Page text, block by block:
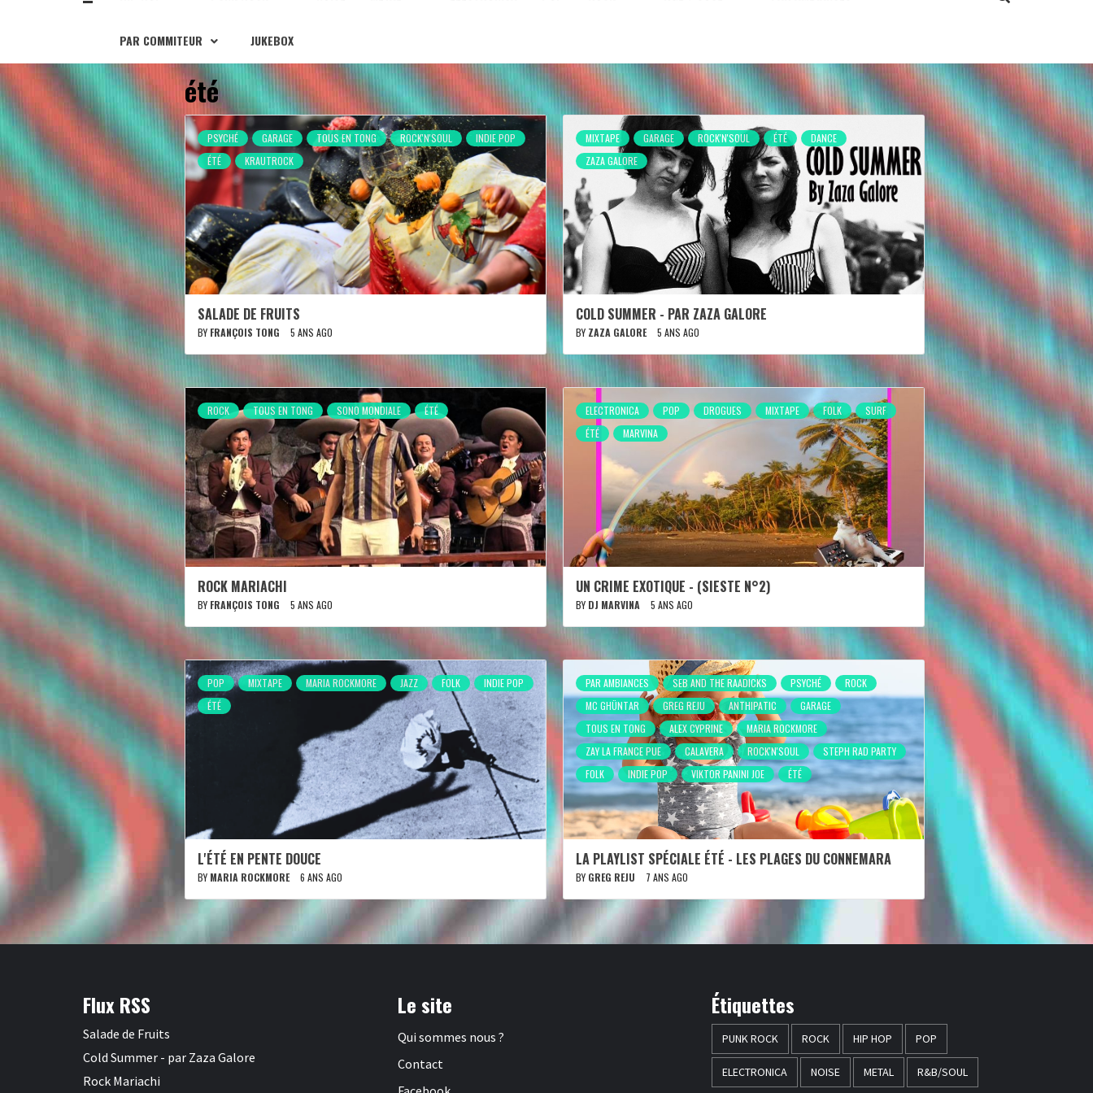
PAR COMMITEUR JUKEBOX
été
PSYCHÉ GARAGE TOUS EN TONG ROCK'N'SOUL
INDIE POP
ÉTÉ
KRAUTROCK
SALADE DE FRUITS
BY FRANÇOIS TONG 5 ANS AGO
MIXTAPE GARAGE ROCK'N'SOUL ÉTÉ
DANCE
ZAZA GALORE
COLD SUMMER - PAR ZAZA GALORE
BY ZAZA GALORE 5 ANS AGO
ROCK TOUS EN TONG SONO MONDIALE ÉTÉ
ROCK MARIACHI
BY FRANÇOIS TONG 5 ANS AGO
ELECTRONICA POP DROGUES MIXTAPE FOLK
SURF
ÉTÉ
MARVINA
UN CRIME EXOTIQUE - (SIESTE N°2)
BY DJ MARVINA 5 ANS AGO
POP MIXTAPE MARIA ROCKMORE JAZZ FOLK
INDIE POP
ÉTÉ
L'ÉTÉ EN PENTE DOUCE
BY MARIA ROCKMORE 6 ANS AGO
PAR AMBIANCES SEB AND THE RAADICKS PSYCHÉ
ROCK
MC GHÜNTAR
GREG REJU ANTHIPATIC
GARAGE
TOUS EN TONG
ALEX CYPRINE
MARIA ROCKMORE
ZAY LA FRANCE PUE
CALAVERA ROCK'N'SOUL
STEPH RAD PARTY
FOLK
INDIE POP VIKTOR PANINI JOE ÉTÉ
LA PLAYLIST SPÉCIALE ÉTÉ - LES PLAGES DU CONNEMARA
BY GREG REJU 7 ANS AGO
Flux RSS
Salade de Fruits
Cold Summer - par Zaza Galore
Rock Mariachi
Le site
Qui sommes nous ?
Contact
Étiquettes
PUNK ROCK ROCK HIP HOP POP
ELECTRONICA NOISE METAL R&B/SOUL